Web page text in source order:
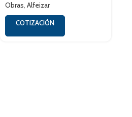
Obras, Alfeizar
COTIZACIÓN